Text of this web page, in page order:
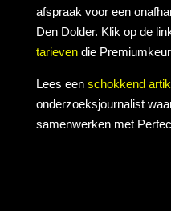
afspraak voor een
Den Dolder. Klik op de
tarievendie
Lees een schokkend
onderzoeksjournalist
samenwerken met